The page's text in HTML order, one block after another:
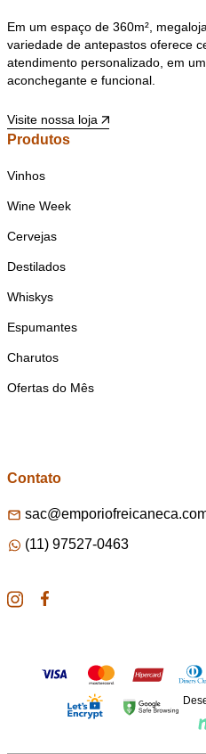
Em um espaço de 360m²,
variedade de antepastos oferece
atendimento personalizado, em
aconchegante e funcional.
Visite nossa loja
Produtos
Vinhos
Wine Week
Cervejas
Destilados
Whiskys
Espumantes
Charutos
Ofertas do Mês
Contato
(11) 97527-0463